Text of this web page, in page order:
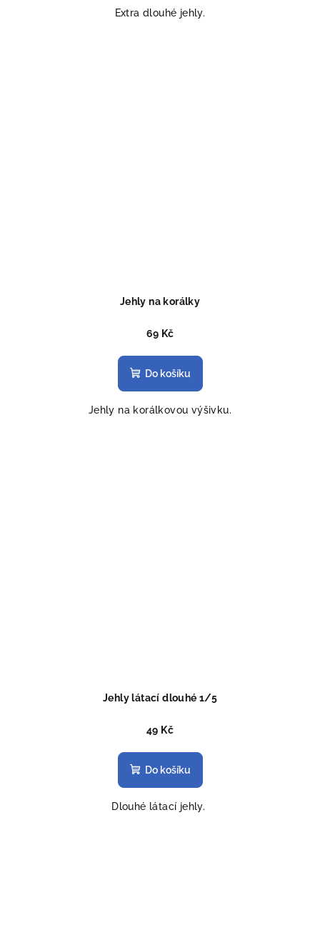
Extra dlouhé jehly.
Jehly na korálky
69 Kč
Do košíku
Jehly na korálkovou výšivku.
Jehly látací dlouhé 1/5
49 Kč
Do košíku
Dlouhé látací jehly.